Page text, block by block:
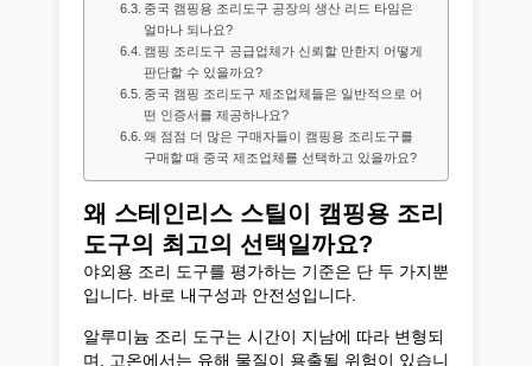
중국 캠핑용 조리도구 공장의 생산 리드 타임은
얼마나 되나요?
캠핑 조리도구 공급업체가 신뢰할 만한지 어떻게
판단할 수 있을까요?
중국 캠핑 조리도구 제조업체들은 일반적으로 어
떤 인증서를 제공하나요?
왜 점점 더 많은 구매자들이 캠핑용 조리도구를
구매할 때 중국 제조업체를 선택하고 있을까요?
왜 스테인리스 스틸이 캠핑용 조리
도구의 최고의 선택일까요?
야외용 조리 도구를 평가하는 기준은 단 두 가지뿐
입니다. 바로 내구성과 안전성입니다.
알루미늄 조리 도구는 시간이 지남에 따라 변형되
며, 고온에서는 유해 물질이 용출될 위험이 있습니